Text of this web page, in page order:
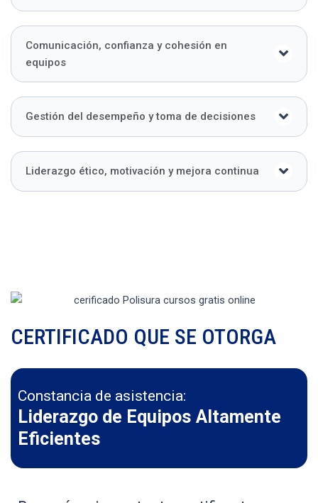
Comunicación, confianza y cohesión en
equipos
Gestión del desempeño y toma de decisiones
Liderazgo ético, motivación y mejora continua
CERTIFICADO QUE SE OTORGA
Constancia de asistencia:
Liderazgo de Equipos Altamente
Eficientes